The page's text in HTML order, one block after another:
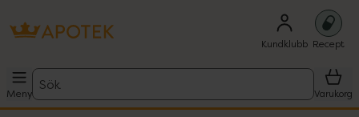
Kundklubb Recept
Meny
Sök
Varukorg